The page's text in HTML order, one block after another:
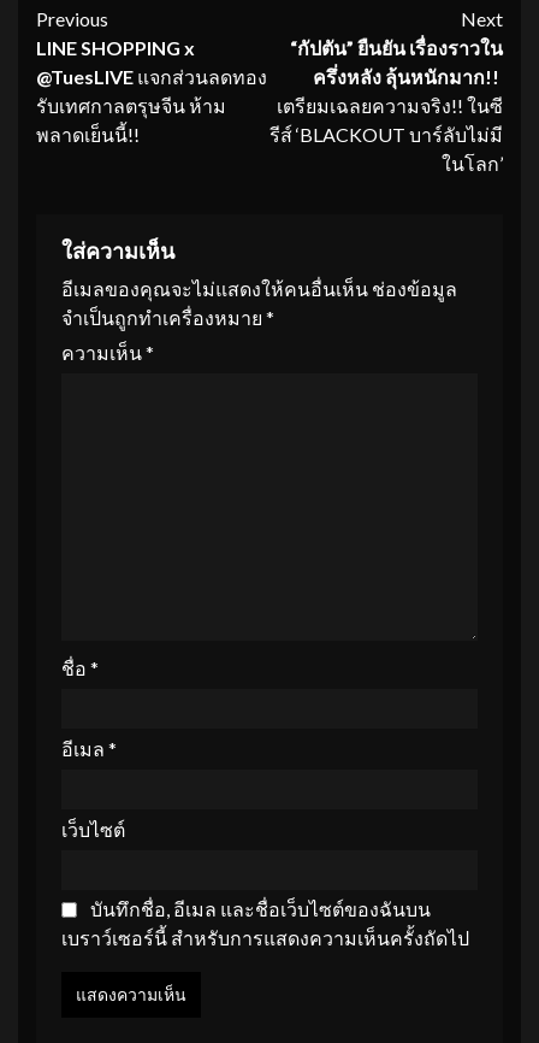
Continue
Reading
Previous
LINE SHOPPING x
@TuesLIVE แจกส่วนลดทอง
รับเทศกาลตรุษจีน ห้าม
พลาดเย็นนี้!!
Next
“กัปตัน” ยืนยัน เรื่องราวใน
ครึ่งหลัง ลุ้นหนักมาก!!
เตรียมเฉลยความจริง!! ในซี
รีส์ ‘BLACKOUT บาร์ลับไม่มี
ในโลก’
ใส่ความเห็น
อีเมลของคุณจะไม่แสดงให้คนอื่นเห็น ช่องข้อมูล
จำเป็นถูกทำเครื่องหมาย *
ความเห็น*
ชื่อ *
อีเมล *
เว็บไซต์
บันทึกชื่อ, อีเมล และชื่อเว็บไซต์ของฉันบน
เบราว์เซอร์นี้ สำหรับการแสดงความเห็นครั้งถัดไป